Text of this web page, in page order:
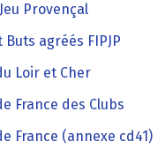
Provençal
agréés FIPJP
Loir et Cher
France des Clubs
France (annexe cd41)